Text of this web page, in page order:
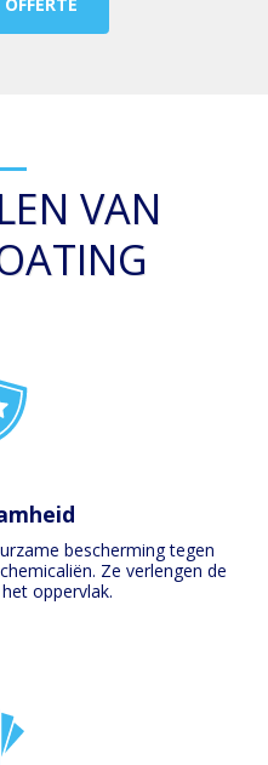
VAN
bescherming tegen
Ze verlengen de
oppervlak.